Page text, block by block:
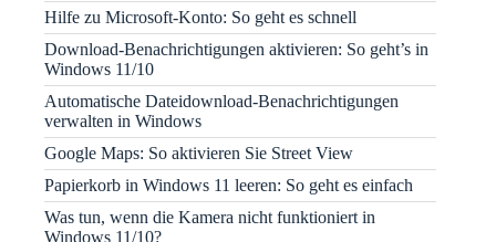
Hilfe zu Microsoft-Konto: So geht es schnell
Download-Benachrichtigungen aktivieren: So geht’s in
Windows 11/10
Automatische Dateidownload-Benachrichtigungen
verwalten in Windows
Google Maps: So aktivieren Sie Street View
Papierkorb in Windows 11 leeren: So geht es einfach
Was tun, wenn die Kamera nicht funktioniert in
Windows 11/10?